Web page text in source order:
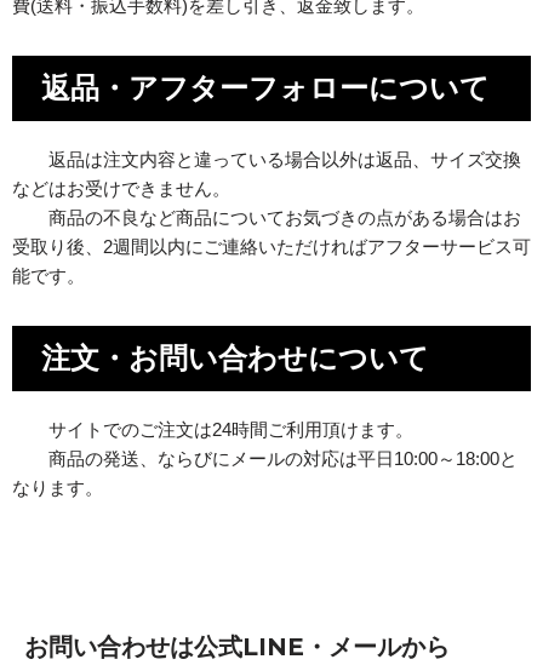
費(送料・振込手数料)を差し引き、返金致します。
返品・アフターフォローについて
返品は注文内容と違っている場合以外は返品、サイズ交換
などはお受けできません。
商品の不良など商品についてお気づきの点がある場合はお
受取り後、2週間以内にご連絡いただければアフターサービス可
能です。
注文・お問い合わせについて
サイトでのご注文は24時間ご利用頂けます。
商品の発送、ならびにメールの対応は平日10:00～18:00と
なります。
お問い合わせは公式LINE・メールから